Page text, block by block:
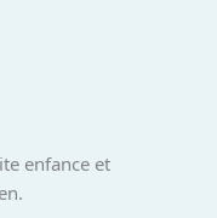
enfance et